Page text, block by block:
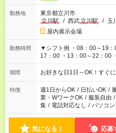
勤務地
東京都立川市
立川駅
/ 西武立川駅 / 玉
屋内展示会場
勤務時間
▼シフト例 ・08：00～19
17：00 ・13：00～22：00 ・16：00
仕事により勤務時間が異な
期間 お好きな日1日～OK！すぐ
特徴 週1日からOK / 日払いOK /
業・WワークOK / 服装自由 /
集 / 電話対応なし / パソコ
気になる！ 応募